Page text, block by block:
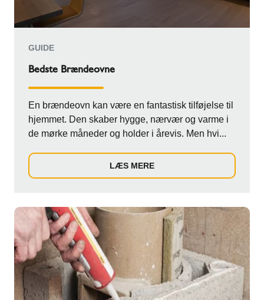
GUIDE
Bedste Brændeovne
En brændeovn kan være en fantastisk tilføjelse til
hjemmet. Den skaber hygge, nærvær og varme i
de mørke måneder og holder i årevis. Men hvi...
LÆS MERE